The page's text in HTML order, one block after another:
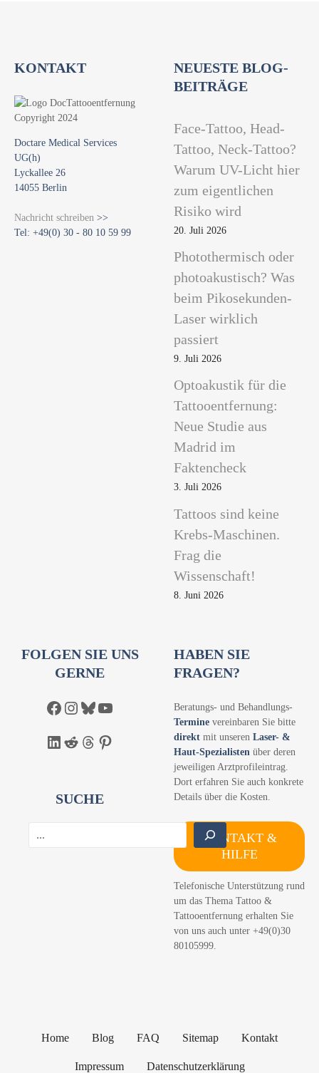
KONTAKT
Doctare Medical Services
UG(h)
Lyckallee 26
14055 Berlin
Nachricht schreiben >>
Tel: +49(0) 30 - 80 10 59 99
NEUESTE BLOG-
BEITRÄGE
Face-Tattoo, Head-
Tattoo, Neck-Tattoo?
Warum UV-Licht hier
zum eigentlichen
Risiko wird
20. Juli 2026
Photothermisch oder
photoakustisch? Was
beim Pikosekunden-
Laser wirklich
passiert
9. Juli 2026
Optoakustik für die
Tattooentfernung:
Neue Studie aus
Madrid im
Faktencheck
3. Juli 2026
Tattoos sind keine
Krebs-Maschinen.
Frag die
Wissenschaft!
8. Juni 2026
FOLGEN SIE UNS
GERNE
Facebook Instagram Bluesky YouTube
LinkedIn Reddit Threads Pinterest
SUCHE
HABEN SIE
FRAGEN?
Beratungs- und Behandlungs-
Termine vereinbaren Sie bitte
direkt mit unseren Laser- &
Haut-Spezialisten über deren
jeweiligen Arztprofileintrag.
Dort erfahren Sie auch konkrete
Details über die Kosten.
KONTAKT &
HILFE
Telefonische Unterstützung rund
um das Thema Tattoo &
Tattooentfernung erhalten Sie
von uns auch unter +49(0)30
80105999.
Home Blog FAQ Sitemap Kontakt
Impressum Datenschutzerklärung